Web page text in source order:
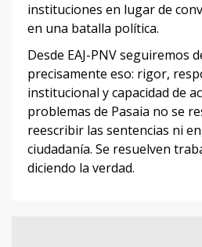
instituciones en lugar de
en una batalla política.
Desde EAJ-PNV seguiremos
precisamente eso: rigor,
institucional y capacidad de
problemas de Pasaia no se
reescribir las sentencias ni
ciudadanía. Se resuelven
diciendo la verdad.